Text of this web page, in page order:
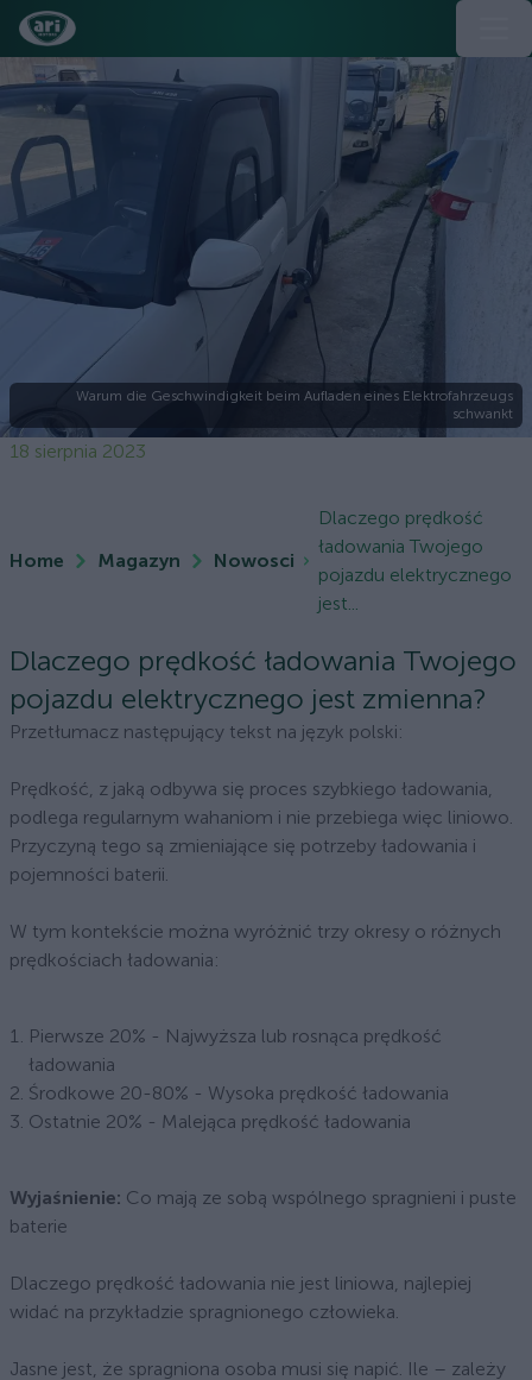
Warum die Geschwindigkeit beim Aufladen eines Elektrofahrzeugs
schwankt
18 sierpnia 2023
Home Magazyn Nowosci
Dlaczego prędkość
ładowania Twojego
pojazdu elektrycznego
jest...
Dlaczego prędkość ładowania Twojego
pojazdu elektrycznego jest zmienna?
Przetłumacz następujący tekst na język polski:
Prędkość, z jaką odbywa się proces szybkiego ładowania,
podlega regularnym wahaniom i nie przebiega więc liniowo.
Przyczyną tego są zmieniające się potrzeby ładowania i
pojemności baterii.
W tym kontekście można wyróżnić trzy okresy o różnych
prędkościach ładowania:
Pierwsze 20% - Najwyższa lub rosnąca prędkość
ładowania
Środkowe 20-80% - Wysoka prędkość ładowania
Ostatnie 20% - Malejąca prędkość ładowania
Wyjaśnienie: Co mają ze sobą wspólnego spragnieni i puste
baterie
Dlaczego prędkość ładowania nie jest liniowa, najlepiej
widać na przykładzie spragnionego człowieka.
Jasne jest, że spragniona osoba musi się napić. Ile – zależy